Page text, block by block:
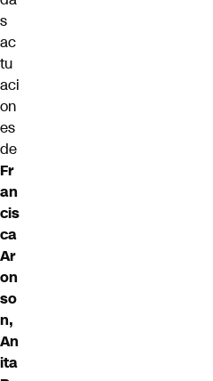
s
ac
tu
aci
on
es
de
Fr
an
cis
ca
Ar
on
so
n,
An
ita